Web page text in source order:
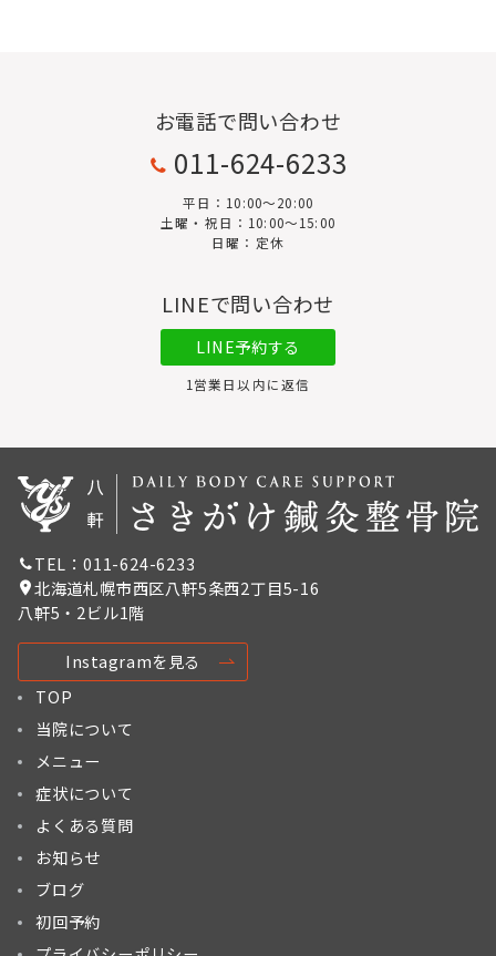
お電話で問い合わせ
011-624-6233
平日：10:00〜20:00
土曜・祝日：10:00～15:00
日曜：定休
LINEで問い合わせ
LINE予約する
1営業日以内に返信
TEL：011-624-6233
北海道札幌市西区八軒5条西2丁目5-16
八軒5・2ビル1階
Instagramを見る
TOP
当院について
メニュー
症状について
よくある質問
お知らせ
ブログ
初回予約